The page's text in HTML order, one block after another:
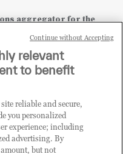
aggregator for the
tdsynnex.com
relevant
to benefit
reliable and secure,
you personalized
experience; including
advertising. By
but not
Continue without Accepting